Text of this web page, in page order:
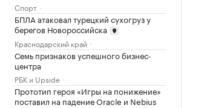
Спорт
БПЛА атаковал турецкий сухогруз у
берегов Новороссийска
Краснодарский край
Семь признаков успешного бизнес-
центра
РБК и Upside
Прототип героя «Игры на понижение»
поставил на падение Oracle и Nebius